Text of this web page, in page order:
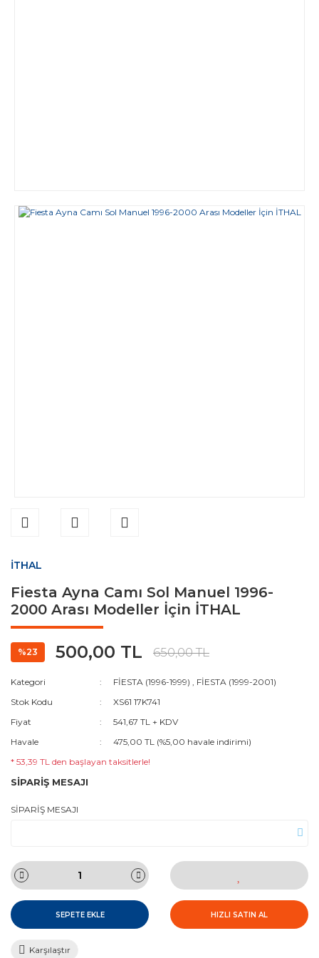
İTHAL
Fiesta Ayna Camı Sol Manuel 1996-
2000 Arası Modeller İçin İTHAL
%23 500,00 TL 650,00 TL
Kategori FİESTA (1996-1999) , FİESTA (1999-2001)
Stok Kodu
XS61 17K741
Fiyat
541,67 TL + KDV
Havale
475,00 TL (%5,00 havale indirimi)
* 53,39 TL den başlayan taksitlerle!
SİPARİŞ MESAJI
SİPARİŞ MESAJI
SEPETE EKLE HIZLI SATIN AL
Karşılaştır